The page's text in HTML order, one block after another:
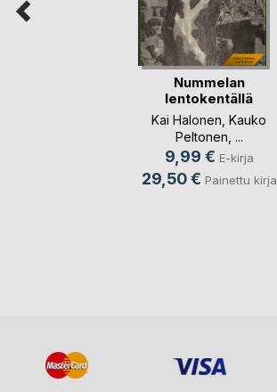
Nummelan
lentokentällä
Kai Halonen Kauko
Peltonen , ...
9,99 € E-kirja
29,50 € Painettu kirja